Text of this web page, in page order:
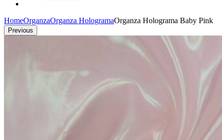
HomeOrganzaOrganza HologramaOrganza Holograma Baby Pink
Previous